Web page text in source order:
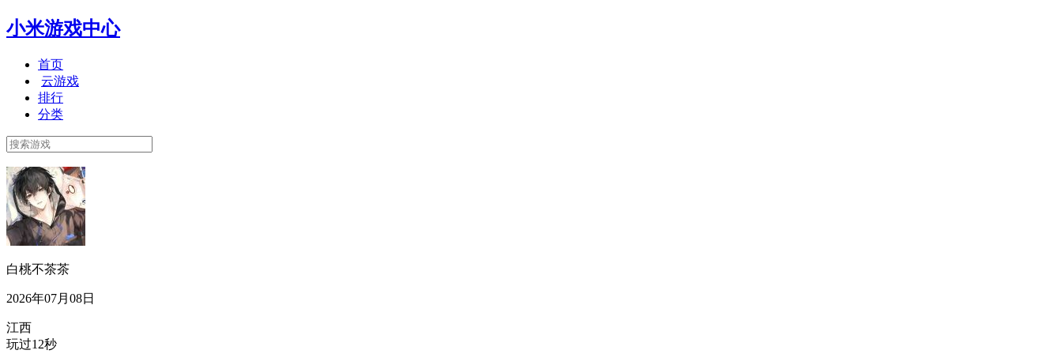
小米游戏中心
首页
云游戏
排行
分类
白桃不茶茶
2026年07月08日
江西
玩过12秒